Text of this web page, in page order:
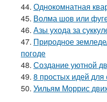
44. Однокомнатная
45. Волма шов или
46. Азы ухода за
47. Природное
погоде
48. Создание уютной
49. 8 простых идей
50. Уильям Моррис